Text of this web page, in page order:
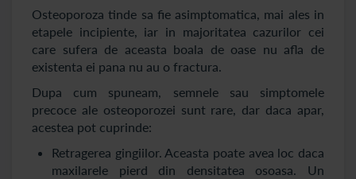
Osteoporoza tinde sa fie asimptomatica, mai ales in
etapele incipiente, iar in majoritatea cazurilor cei
care sufera de aceasta boala de oase nu afla de
existenta ei pana nu au o fractura.
Dupa cum spuneam, semnele sau simptomele
precoce ale osteoporozei sunt rare, dar daca apar,
acestea pot cuprinde:
Retragerea gingiilor. Aceasta poate avea loc daca
maxilarele pierd din densitatea osoasa. Un